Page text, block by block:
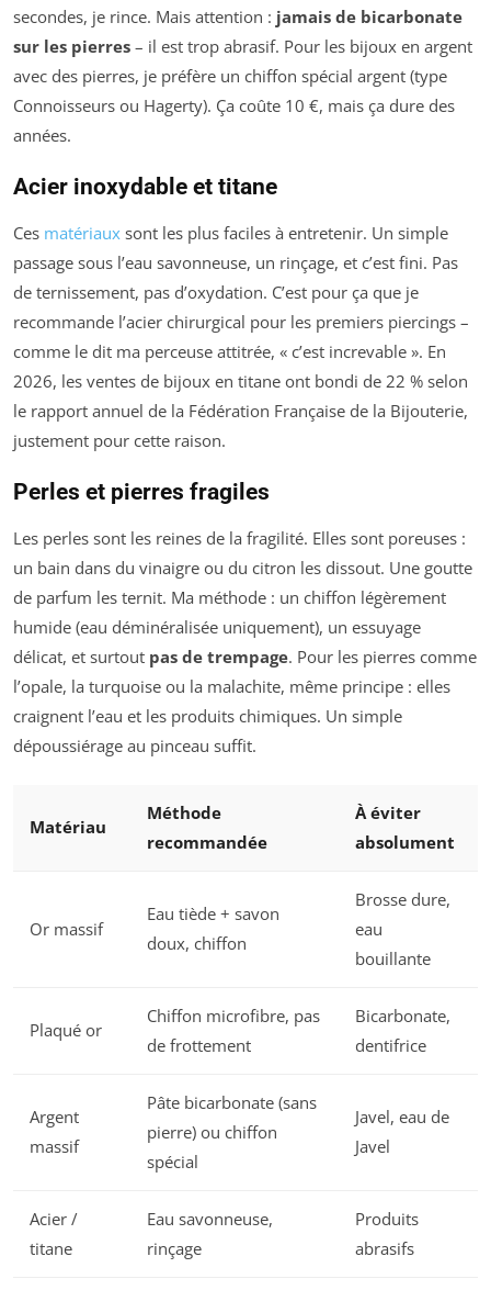
secondes, je rince. Mais attention : jamais de bicarbonate
sur les pierres – il est trop abrasif. Pour les bijoux en argent
avec des pierres, je préfère un chiffon spécial argent (type
Connoisseurs ou Hagerty). Ça coûte 10 €, mais ça dure des
années.
Acier inoxydable et titane
Ces matériaux sont les plus faciles à entretenir. Un simple
passage sous l’eau savonneuse, un rinçage, et c’est fini. Pas
de ternissement, pas d’oxydation. C’est pour ça que je
recommande l’acier chirurgical pour les premiers piercings –
comme le dit ma perceuse attitrée, « c’est increvable ». En
2026, les ventes de bijoux en titane ont bondi de 22 % selon
le rapport annuel de la Fédération Française de la Bijouterie,
justement pour cette raison.
Perles et pierres fragiles
Les perles sont les reines de la fragilité. Elles sont poreuses :
un bain dans du vinaigre ou du citron les dissout. Une goutte
de parfum les ternit. Ma méthode : un chiffon légèrement
humide (eau déminéralisée uniquement), un essuyage
délicat, et surtout pas de trempage. Pour les pierres comme
l’opale, la turquoise ou la malachite, même principe : elles
craignent l’eau et les produits chimiques. Un simple
dépoussiérage au pinceau suffit.
Matériau
Méthode
recommandée
À éviter
absolument
Or massif
Eau tiède + savon
doux, chiffon
Brosse dure,
eau
bouillante
Plaqué or
Chiffon microfibre, pas
de frottement
Bicarbonate,
dentifrice
Argent
massif
Pâte bicarbonate (sans
pierre) ou chiffon
spécial
Javel, eau de
Javel
Acier /
titane
Eau savonneuse,
rinçage
Produits
abrasifs